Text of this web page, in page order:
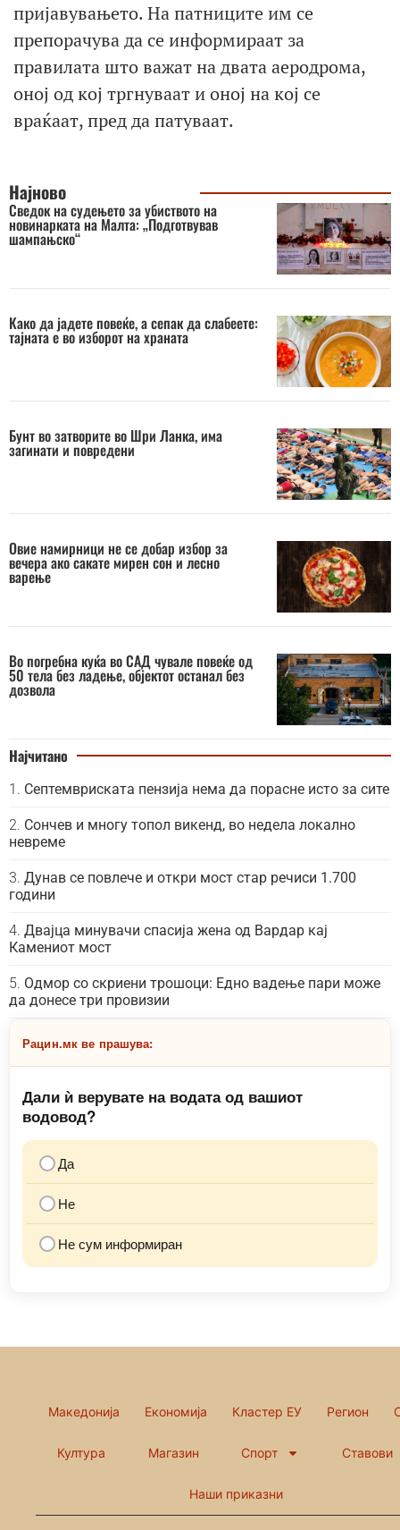
пријавувањето. На патниците им се
препорачува да се информираат за
правилата што важат на двата аеродрома,
оној од кој тргнуваат и оној на кој се
враќаат, пред да патуваат.
Најново
Сведок на судењето за убиството на
новинарката на Малта: „Подготвував
шампањско“
Како да јадете повеќе, а сепак да слабеете:
тајната е во изборот на храната
Бунт во затворите во Шри Ланка, има
загинати и повредени
Овие намирници не се добар избор за
вечера ако сакате мирен сон и лесно
варење
Во погребна куќа во САД чувале повеќе од
50 тела без ладење, објектот останал без
дозвола
Најчитано
Септемвриската пензија нема да порасне исто за сите
Сончев и многу топол викенд, во недела локално
невреме
Дунав се повлече и откри мост стар речиси 1.700
години
Двајца минувачи спасија жена од Вардар кај
Камениот мост
Одмор со скриени трошоци: Едно вадење пари може
да донесе три провизии
Рацин.мк ве прашува:
Дали ѝ верувате на водата од вашиот
водовод?
Да
Не
Не сум информиран
Македонија Економија Кластер ЕУ Регион
Култура Магазин Спорт Ставови
Наши приказни